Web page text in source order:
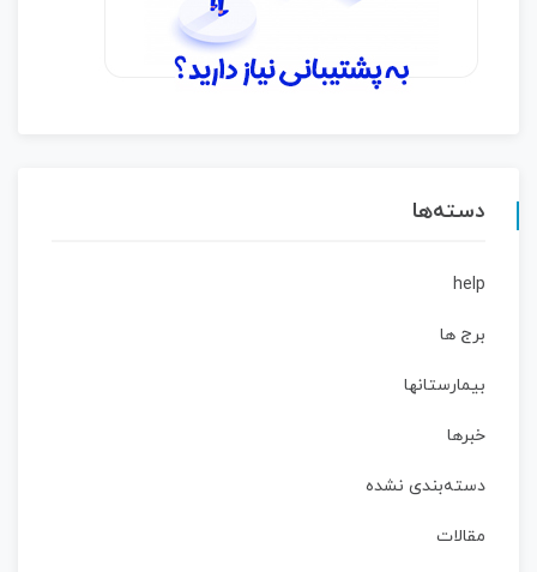
دسته‌ها
help
برج ها
بیمارستانها
خبرها
دسته‌بندی نشده
مقالات